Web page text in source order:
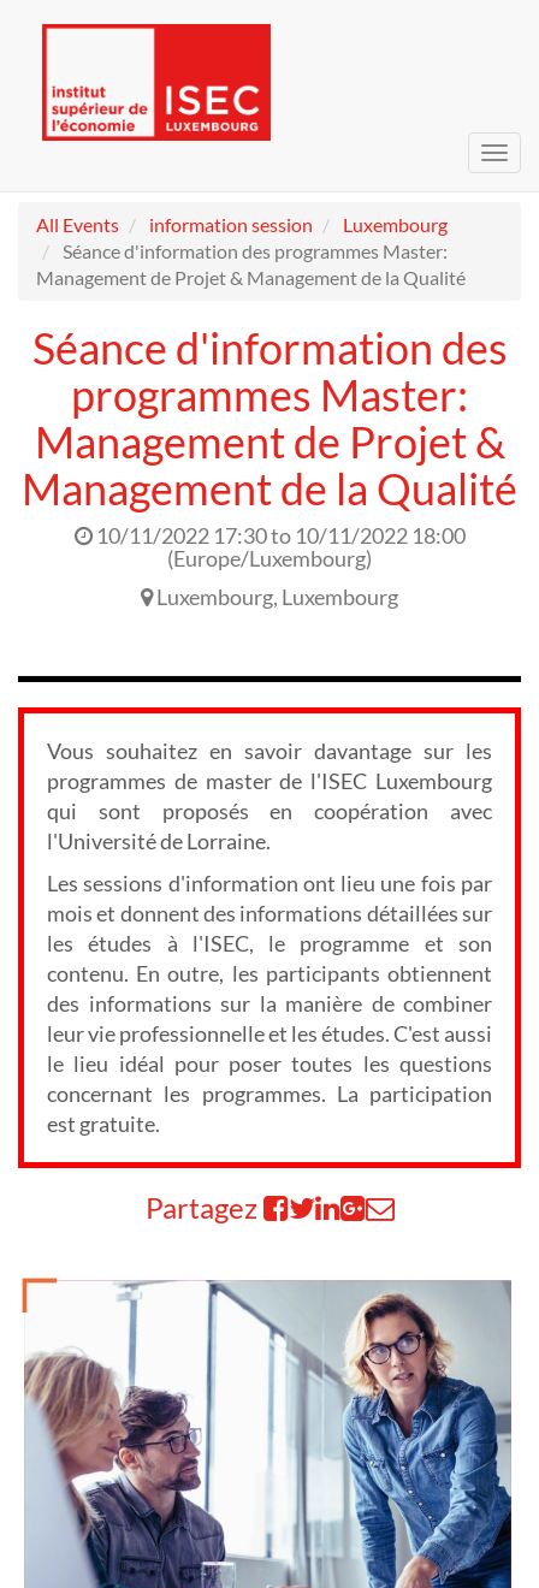
All Events
information session
Luxembourg
Séance d'information des programmes Master:
Management de Projet & Management de la Qualité
Séance d'information des
programmes Master:
Management de Projet &
Management de la Qualité
10/11/2022 17:30to 10/11/2022 18:00
(Europe/Luxembourg)
Luxembourg, Luxembourg
Vous souhaitez en savoir davantage sur les
programmes de master de l'ISEC Luxembourg
qui sont proposés en coopération avec
l'Université de Lorraine.
Les sessions d'information ont lieu une fois par
mois et donnent des informations détaillées sur
les études à l'ISEC, le programme et son
contenu. En outre, les participants obtiennent
des informations sur la manière de combiner
leur vie professionnelle et les études. C'est aussi
le lieu idéal pour poser toutes les questions
concernant les programmes. La participation
est gratuite.
Partagez